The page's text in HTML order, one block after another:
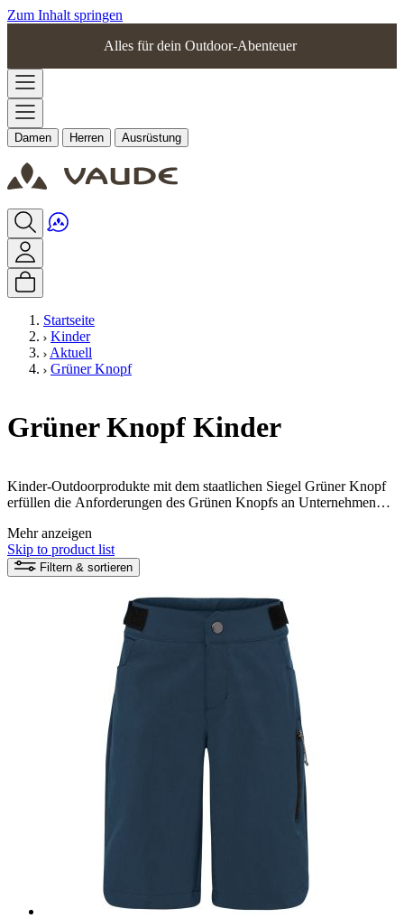
Zum Inhalt springen
Alles für dein Outdoor-Abenteuer
Damen Herren Ausrüstung
Startseite
Kinder
Aktuell
Grüner Knopf
Grüner Knopf Kinder
Kinder-Outdoorprodukte mit dem staatlichen Siegel Grüner Knopf
erfüllen die Anforderungen des Grünen Knopfs an Unternehmen
schau dir dasVideo
Mehr anzeigen
Skip to product list
Filtern & sortieren